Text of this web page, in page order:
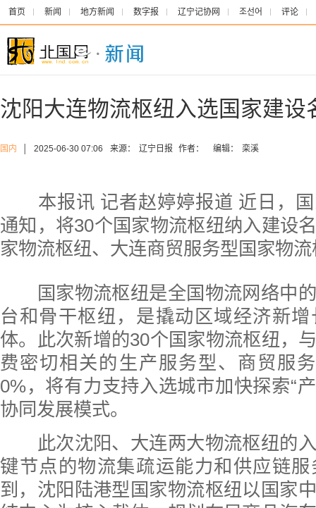
首页 新闻 地方新闻 数字报 辽宁记协网 조선어 评论
沈阳大连物流枢纽入选国家建设
国内 2025-06-30 07:06 来源： 辽宁日报 作者： 编辑： 栾溪
本报讯 记者赵婷婷报道 近日，国
通知，将30个国家物流枢纽纳入建设
家物流枢纽、大连商贸服务型国家物
国家物流枢纽是全国物流网络中的
台和骨干枢纽，是撬动区域经济新
体。此次新增的30个国家物流枢纽，
费密切相关的生产服务型、商贸服
0%，将有力支持入选城市加快探索“
协同发展模式。
此次沈阳、大连两大物流枢纽的入
键节点的物流集疏运能力和供应链
到，沈阳陆港型国家物流枢纽以国家